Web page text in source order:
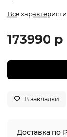
Все
173990 р
В закладки
Доставка по